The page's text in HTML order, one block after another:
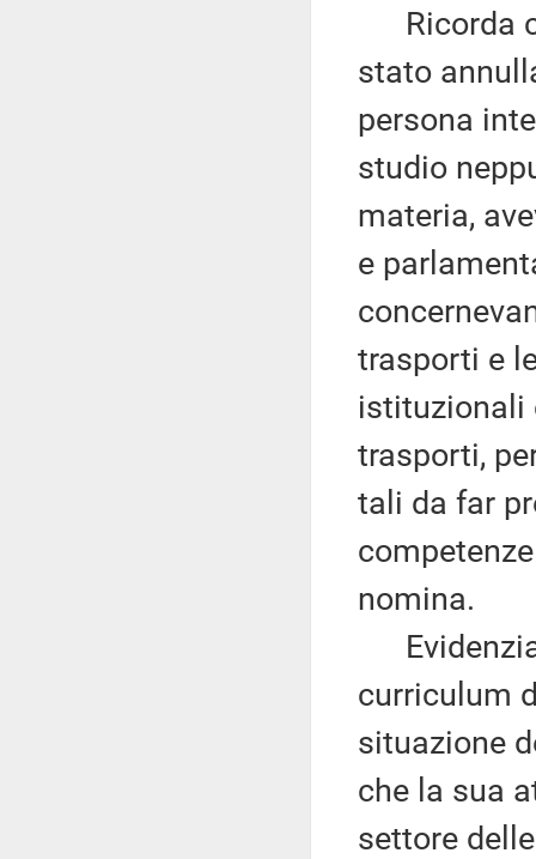
Ricorda
stato
persona
studio
materia,
e
trasporti e
istituzionali
trasporti,
tali da far
nomina.
Evidenzia
curriculum
situazione
che la sua
settore